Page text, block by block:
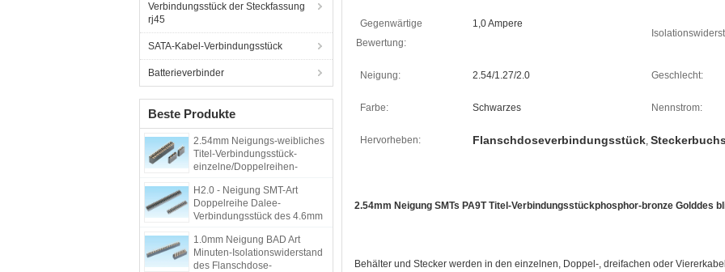
Verbindungsstück der Steckfassung
rj45
SATA-Kabel-Verbindungsstück
Batterieverbinder
Beste Produkte
2.54mm Neigungs-weibliches
Titel-Verbindungsstück-
einzelne/Doppelreihen-
H2.0 - Neigung SMT-Art
Doppelreihe Dalee-
Verbindungsstück des 4.6mm
2.0mm
1.0mm Neigung BAD Art
Minuten-Isolationswiderstand
des Flanschdose-
Gegenwärtige
Bewertung:
1,0 Ampere
Neigung: 2.54/1.27/2.0 Geschlecht:
Farbe: Schwarzes Nennstrom:
Hervorheben: Flanschdoseverbindungsstück,
2.54mm Neigung SMTs PA9T Titel-Verbindungsstückphosphor-bronze Golddes
Behälter und Stecker werden in den einzelnen, Doppel-, dreifachen oder